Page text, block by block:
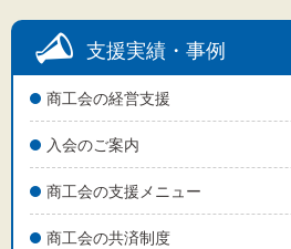
お問い合わせ
文字サイズ
標準 拡大
支援実績・事例
商工会の経営支援
入会のご案内
商工会の支援メニュー
商工会の共済制度